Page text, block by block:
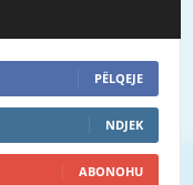
PËLQEJE
NDJEK
ABONOHU